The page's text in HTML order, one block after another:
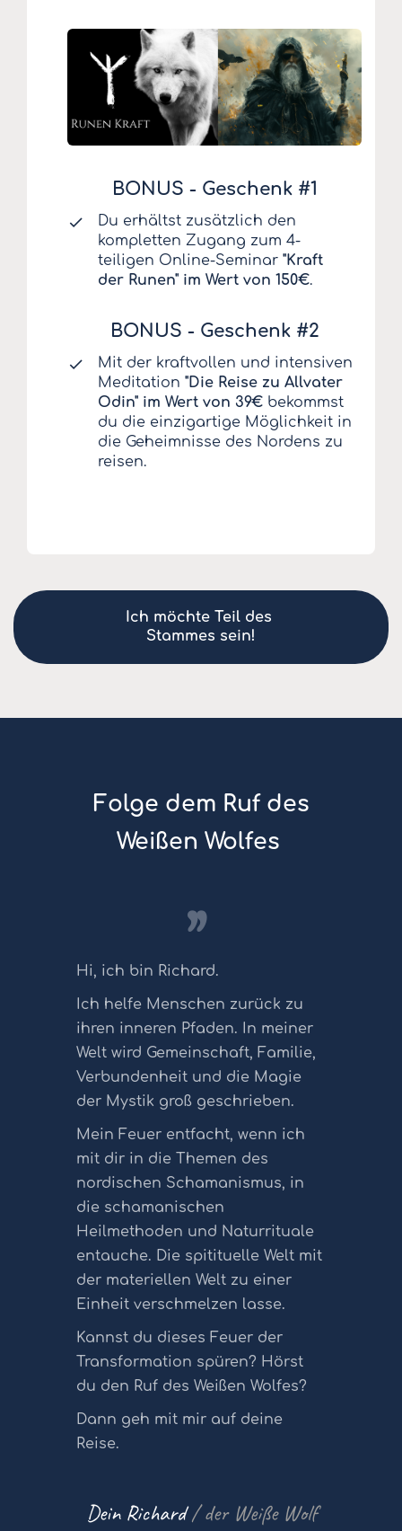
BONUS - Geschenk #1
Du erhältst zusätzlich den
kompletten Zugang zum 4-
teiligen Online-Seminar "Kraft
der Runen" im Wert von 150€.
BONUS - Geschenk #2
Mit der kraftvollen und intensiven
Meditation "Die Reise zu Allvater
Odin" im Wert von 39€ bekommst
du die einzigartige Möglichkeit in
die Geheimnisse des Nordens zu
reisen.
Ich möchte Teil des
Stammes sein!
Folge dem Ruf des
Weißen Wolfes
,,
Hi, ich bin Richard.
Ich helfe Menschen zurück zu
ihren inneren Pfaden. In meiner
Welt wird Gemeinschaft, Familie,
Verbundenheit und die Magie
der Mystik groß geschrieben.
Mein Feuer entfacht, wenn ich
mit dir in die Themen des
nordischen Schamanismus, in
die schamanischen
Heilmethoden und Naturrituale
entauche. Die spitituelle Welt mit
der materiellen Welt zu einer
Einheit verschmelzen lasse.
Kannst du dieses Feuer der
Transformation spüren? Hörst
du den Ruf des Weißen Wolfes?
Dann geh mit mir auf deine
Reise.
Dein Richard/ der Weiße Wolf